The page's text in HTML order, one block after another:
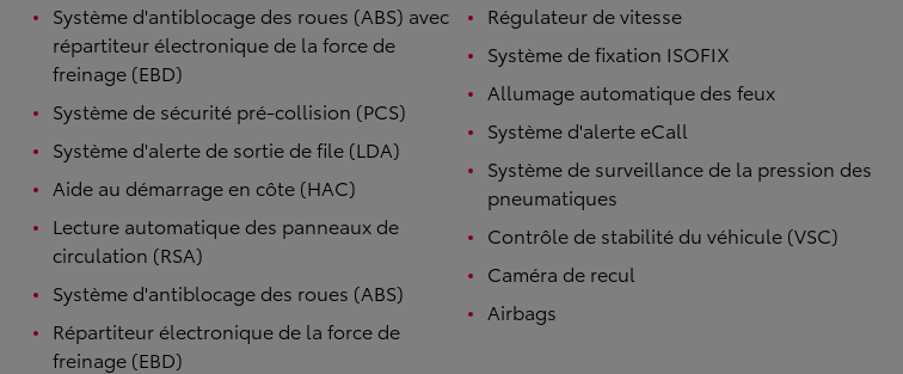
Système d'antiblocage des roues (ABS) avec
répartiteur électronique de la force de
freinage (EBD)
Système de sécurité pré-collision (PCS)
Système d'alerte de sortie de file (LDA)
Aide au démarrage en côte (HAC)
Lecture automatique des panneaux de
circulation (RSA)
Système d'antiblocage des roues (ABS)
Répartiteur électronique de la force de
freinage (EBD)
Régulateur de vitesse
Système de fixation ISOFIX
Allumage automatique des feux
Système d'alerte eCall
Système de surveillance de la pression des
pneumatiques
Contrôle de stabilité du véhicule (VSC)
Caméra de recul
Airbags